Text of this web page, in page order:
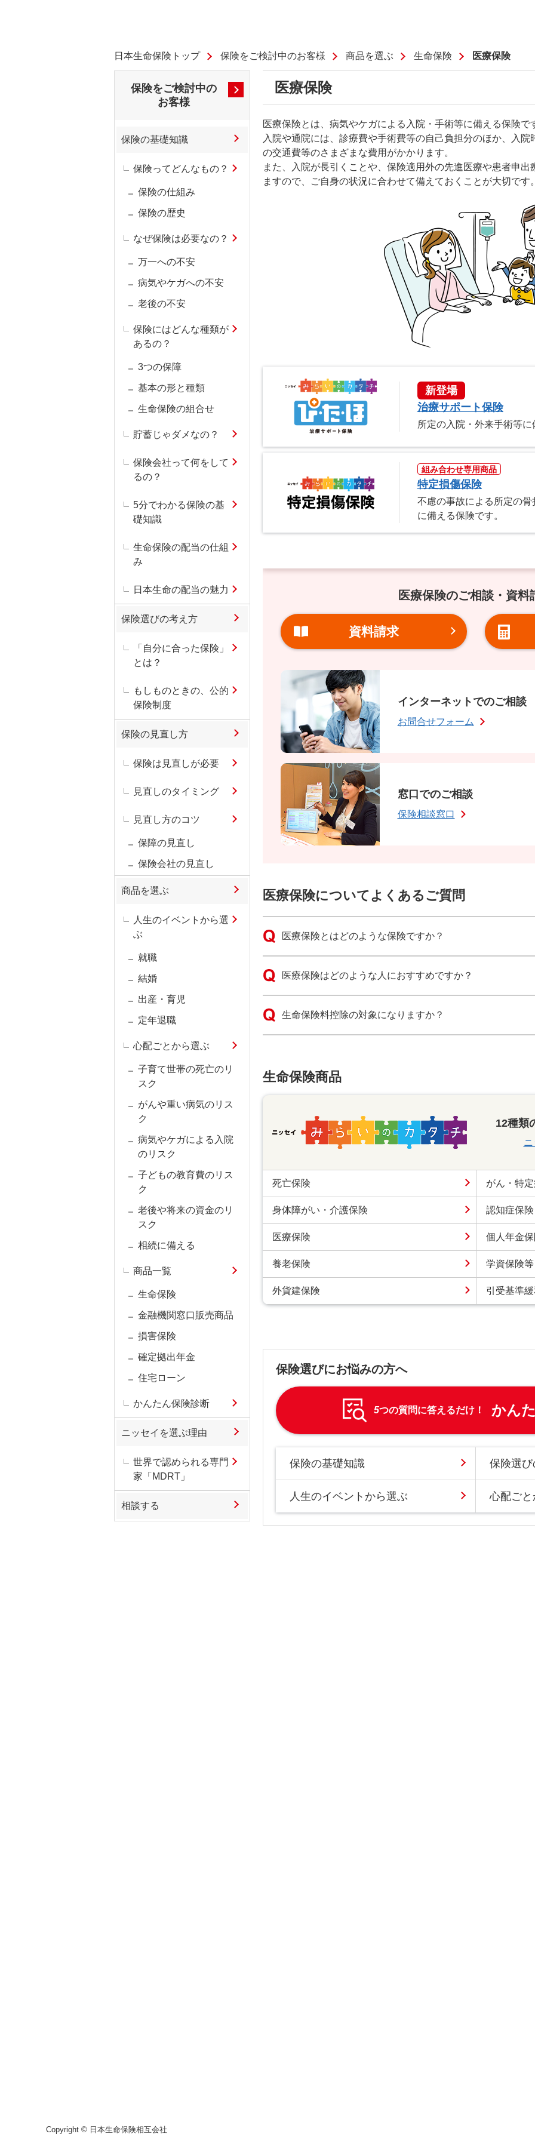
日本生命保険トップ 保険をご検討中のお客様 商品を選ぶ 生命保険 医療保険
医療保険
医療保険とは、病気やケガによる入院・手術等に備える保険で
入院や通院には、診療費や手術費等の自己負担分のほか、入
の交通費等のさまざまな費用がかかります。
また、入院が長引くことや、保険適用外の先進医療や患者申
ますので、ご自身の状況に合わせて備えておくことが大切です
新登場
治療サポート保険
所定の入院・外来手術等
組み合わせ専用商品
特定損傷保険
不慮の事故による所定の
に備える保険です。
医療保険のご相談・資料
資料請求
インターネットでのご相談
お問合せフォーム
窓口でのご相談
保険相談窓口
医療保険についてよくあるご質問
医療保険とはどのような保険ですか？
医療保険はどのような人におすすめですか？
生命保険料控除の対象になりますか？
生命保険商品
12種類
死亡保険 がん・特
身体障がい・介護保険 認知症保険
医療保険 個人年金
養老保険 学資保険等
外貨建保険 引受基準
保険選びにお悩みの方へ
5つの質問に答えるだけ！ かん
保険の基礎知識 保険選
人生のイベントから選ぶ 心配ご
保険をご検討中の
お客様
保険の基礎知識
保険ってどんなもの？
保険の仕組み
保険の歴史
なぜ保険は必要なの？
万一への不安
病気やケガへの不安
老後の不安
保険にはどんな種類が
あるの？
3つの保障
基本の形と種類
生命保険の組合せ
貯蓄じゃダメなの？
保険会社って何をして
るの？
5分でわかる保険の基
礎知識
生命保険の配当の仕組
み
日本生命の配当の魅力
保険選びの考え方
「自分に合った保険」
とは？
もしものときの、公的
保険制度
保険の見直し方
保険は見直しが必要
見直しのタイミング
見直し方のコツ
保障の見直し
保険会社の見直し
商品を選ぶ
人生のイベントから選
ぶ
就職
結婚
出産・育児
定年退職
心配ごとから選ぶ
子育て世帯の死亡のリ
スク
がんや重い病気のリス
ク
病気やケガによる入院
のリスク
子どもの教育費のリス
ク
老後や将来の資金のリ
スク
相続に備える
商品一覧
生命保険
金融機関窓口販売商品
損害保険
確定拠出年金
住宅ローン
かんたん保険診断
ニッセイを選ぶ理由
世界で認められる専門
家「MDRT」
相談する
Copyright © 日本生命保険相互会社